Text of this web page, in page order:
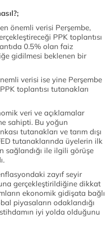
önemli verisi Perşembe,
PPK toplantısı
0.5% olan faiz
gidilmesi beklenen bir
verisi ise yine Perşembe
toplantısı tutanakları
veri ve açıklamalar
sahipti. Bu yoğun
tutanakları ve tarım dışı
tutanaklarında üyelerin ilk
sağlandığı ile ilgili görüşe
zayıf seyir
gerçekleştirildiğine dikkat
ekonomik gidişata bağlı
piyasaların odaklandığı
iyi yolda olduğunu